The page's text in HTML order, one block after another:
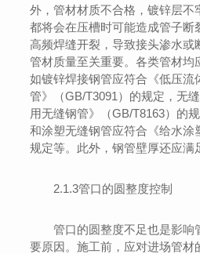
外，管材材质不合格，镀锌层不
都将会在压槽时可能造成管子断
高频焊缝开裂，导致接头渗水或
管材质量至关重要。各类管材均
如镀锌焊接钢管应符合《低压流
管》（GB/T3091）的规定，无
用无缝钢管》（GB/T8163）的
和涂塑无缝钢管应符合《给水涂
规定等。此外，钢管壁厚还应满
2.1.3管口的圆整度控制
管口的圆整度不足也是影响
要原因。施工前，应对进场管材